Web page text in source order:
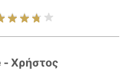
- Χρήστος